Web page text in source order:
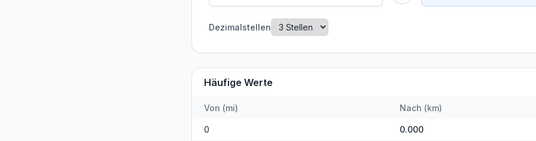
Dezimalstellen
Häufige Werte
Von (mi) Nach (km)
0 0.000